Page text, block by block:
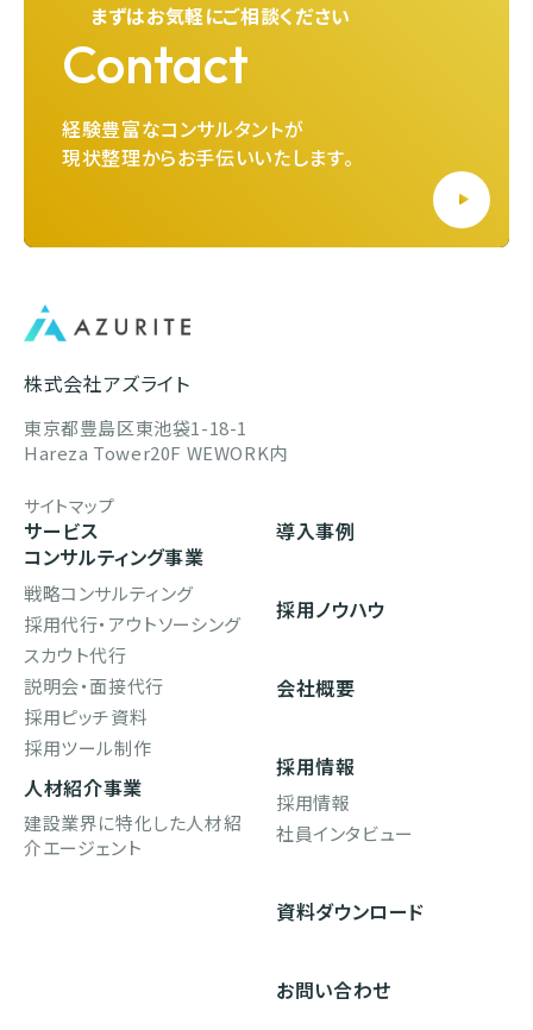
まずはお気軽にご相談ください
Contact
経験豊富なコンサルタントが
現状整理からお手伝いいたします。
株式会社アズライト
東京都豊島区東池袋1-18-1
Hareza Tower20F WEWORK内
サイトマップ
サービス
コンサルティング事業
戦略コンサルティング
採用代行・アウトソーシング
スカウト代行
説明会・面接代行
採用ピッチ資料
採用ツール制作
人材紹介事業
建設業界に特化した人材紹
介エージェント
導入事例
採用ノウハウ
会社概要
採用情報
採用情報
社員インタビュー
資料ダウンロード
お問い合わせ